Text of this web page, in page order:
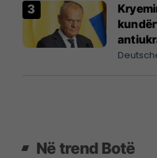
Në trend Botë